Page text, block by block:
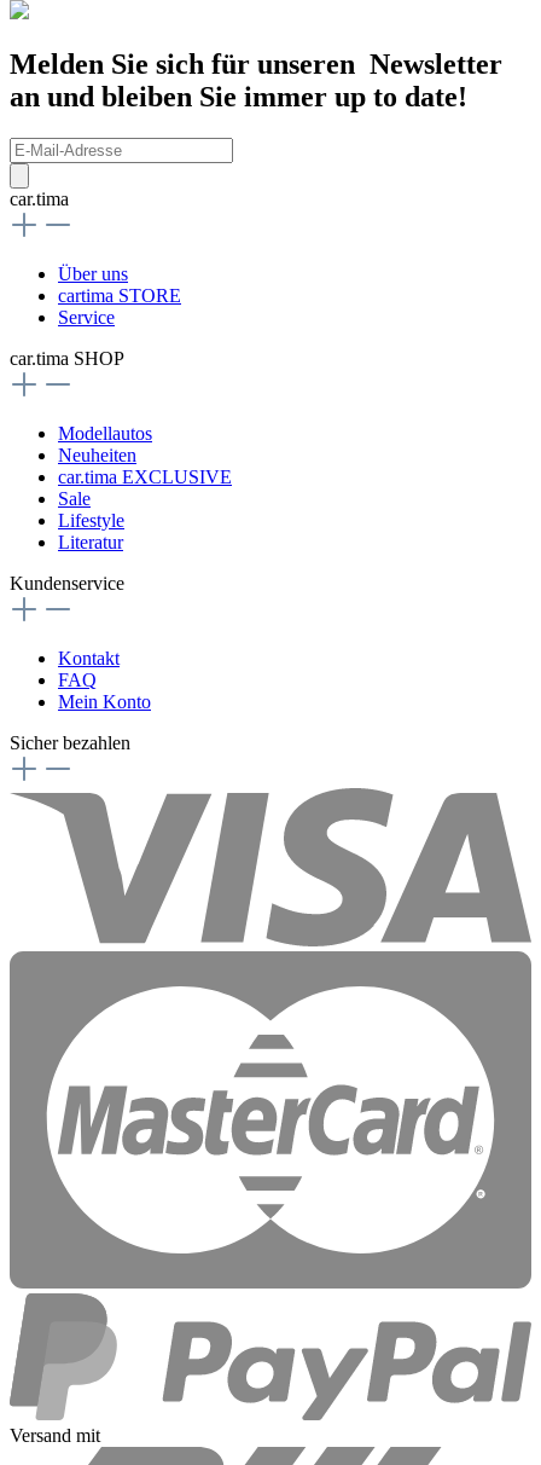
Melden Sie sich für unseren Newsletter
an und bleiben Sie immer up to date!
car.tima
Über uns
cartima STORE
Service
car.tima SHOP
Modellautos
Neuheiten
car.tima EXCLUSIVE
Sale
Lifestyle
Literatur
Kundenservice
Kontakt
FAQ
Mein Konto
Sicher bezahlen
Versand mit